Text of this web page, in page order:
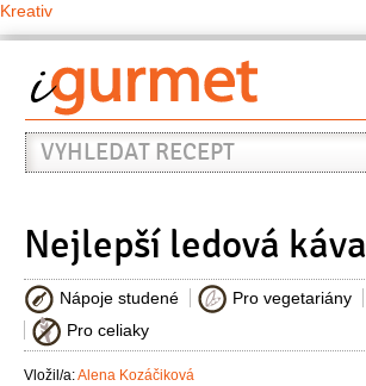
Kreativ
Vyhledat
recept
Nejlepší ledová káva
Nápoje studené Pro vegetariány
Pro celiaky
Vložil/a:Alena Kozáčiková